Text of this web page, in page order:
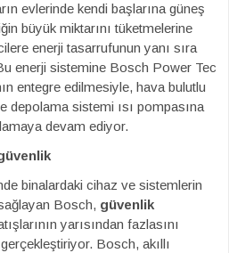
evlerinde kendi başlarına güneş
büyük miktarını tüketmelerine
enerji tasarrufunun yanı sıra
enerji sistemine Bosch Power Tec
entegre edilmesiyle, hava bulutlu
depolama sistemi ısı pompasına
devam ediyor.
binalardaki cihaz ve sistemlerin
Bosch, güvenlik
yarısından fazlasını
Bosch, akıllı